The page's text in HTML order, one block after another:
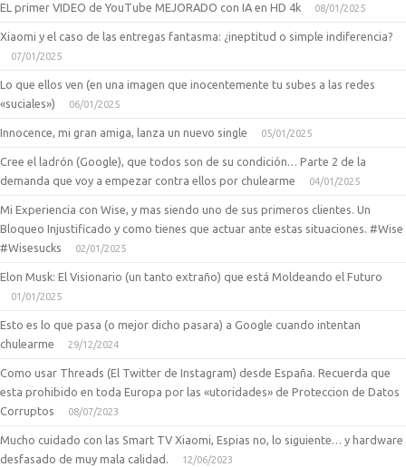
EL primer VIDEO de YouTube MEJORADO con IA en HD 4k 08/01/2025
Xiaomi y el caso de las entregas fantasma: ¿ineptitud o simple indiferencia?
07/01/2025
Lo que ellos ven (en una imagen que inocentemente tu subes a las redes
«suciales»)
06/01/2025
Innocence, mi gran amiga, lanza un nuevo single 05/01/2025
Cree el ladrón (Google), que todos son de su condición… Parte 2 de la
demanda que voy a empezar contra ellos por chulearme
04/01/2025
Mi Experiencia con Wise, y mas siendo uno de sus primeros clientes. Un
Bloqueo Injustificado y como tienes que actuar ante estas situaciones. #Wise
#Wisesucks
02/01/2025
Elon Musk: El Visionario (un tanto extraño) que está Moldeando el Futuro
01/01/2025
Esto es lo que pasa (o mejor dicho pasara) a Google cuando intentan
chulearme
29/12/2024
Como usar Threads (El Twitter de Instagram) desde España. Recuerda que
esta prohibido en toda Europa por las «utoridades» de Proteccion de Datos
Corruptos
08/07/2023
Mucho cuidado con las Smart TV Xiaomi, Espias no, lo siguiente… y hardware
desfasado de muy mala calidad.
12/06/2023